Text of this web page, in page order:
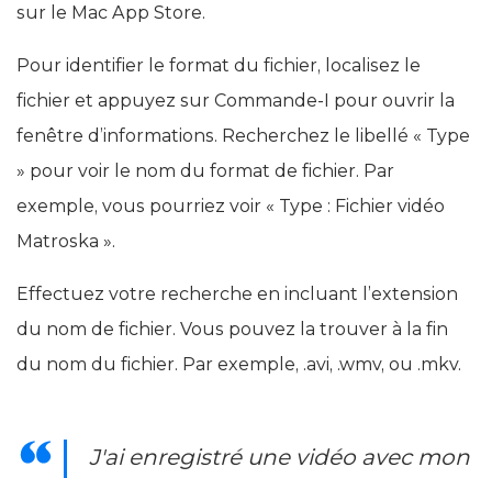
sur le Mac App Store.
Pour identifier le format du fichier, localisez le
fichier et appuyez sur Commande-I pour ouvrir la
fenêtre d’informations. Recherchez le libellé « Type
» pour voir le nom du format de fichier. Par
exemple, vous pourriez voir « Type : Fichier vidéo
Matroska ».
Effectuez votre recherche en incluant l’extension
du nom de fichier. Vous pouvez la trouver à la fin
du nom du fichier. Par exemple, .avi, .wmv, ou .mkv.
J'ai enregistré une vidéo avec mon